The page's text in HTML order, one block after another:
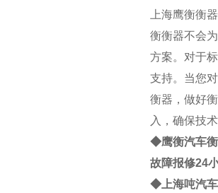
上海鹰衡衡
衡衡器不会
方案。对于
支持。当您
衡器，做好
入，确保技
◆鹰衡汽车衡
故障报修24
◆上海吨汽